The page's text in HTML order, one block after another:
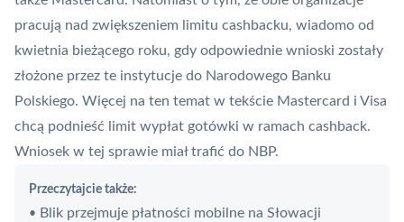
pracują nad zwiększeniem limitu cashbacku, wiadomo od
kwietnia bieżącego roku, gdy odpowiednie wnioski zostały
złożone przez te instytucje do Narodowego Banku
Polskiego. Więcej na ten temat w tekście Mastercard i Visa
chcą podnieść limit wypłat gotówki w ramach cashback.
Wniosek w tej sprawie miał trafić do NBP.
Przeczytajcie także:
• Blik przejmuje płatności mobilne na Słowacji